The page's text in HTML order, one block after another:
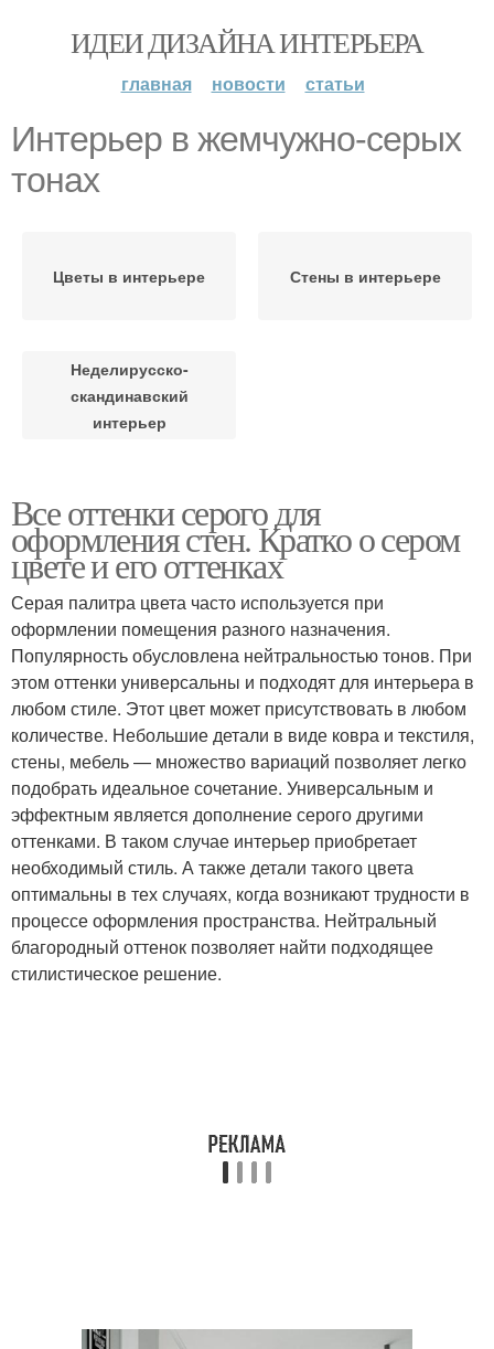
ИДЕИ ДИЗАЙНА ИНТЕРЬЕРА
главная новости статьи
Интерьер в жемчужно-серых
тонах
Цветы в интерьере Стены в интерьере
Неделирусско-
скандинавский
интерьер
Все оттенки серого для
оформления стен. Кратко о сером
цвете и его оттенках
Серая палитра цвета часто используется при
оформлении помещения разного назначения.
Популярность обусловлена нейтральностью тонов. При
этом оттенки универсальны и подходят для интерьера в
любом стиле. Этот цвет может присутствовать в любом
количестве. Небольшие детали в виде ковра и текстиля,
стены, мебель — множество вариаций позволяет легко
подобрать идеальное сочетание. Универсальным и
эффектным является дополнение серого другими
оттенками. В таком случае интерьер приобретает
необходимый стиль. А также детали такого цвета
оптимальны в тех случаях, когда возникают трудности в
процессе оформления пространства. Нейтральный
благородный оттенок позволяет найти подходящее
стилистическое решение.